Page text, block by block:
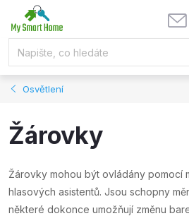
Osvětlení
Žárovky
Žárovky mohou být ovládány pomocí
hlasových asistentů. Jsou schopny
některé dokonce umožňují změnu